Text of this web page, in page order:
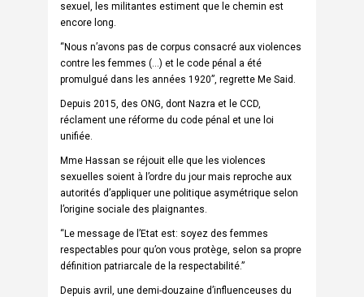
sexuel, les militantes estiment que le chemin est
encore long.
“Nous n’avons pas de corpus consacré aux violences
contre les femmes (…) et le code pénal a été
promulgué dans les années 1920”, regrette Me Said.
Depuis 2015, des ONG, dont Nazra et le CCD,
réclament une réforme du code pénal et une loi
unifiée.
Mme Hassan se réjouit elle que les violences
sexuelles soient à l’ordre du jour mais reproche aux
autorités d’appliquer une politique asymétrique selon
l’origine sociale des plaignantes.
“Le message de l’Etat est: soyez des femmes
respectables pour qu’on vous protège, selon sa propre
définition patriarcale de la respectabilité.”
Depuis avril, une demi-douzaine d’influenceuses du